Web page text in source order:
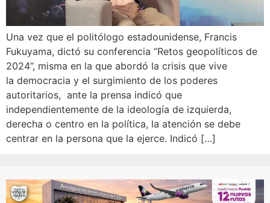
Una vez que el politólogo estadounidense, Francis
Fukuyama, dictó su conferencia “Retos geopolíticos de
2024”, misma en la que abordó la crisis que vive
la democracia y el surgimiento de los poderes
autoritarios, ante la prensa indicó que
independientemente de la ideología de izquierda,
derecha o centro en la política, la atención se debe
centrar en la persona que la ejerce. Indicó […]